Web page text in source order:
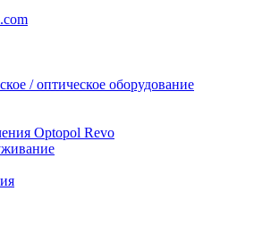
/ оптическое оборудование
Оptopol Revo